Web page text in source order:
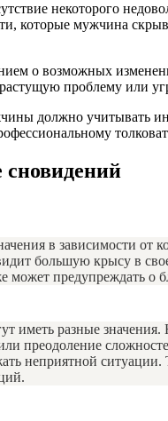
некоторого
которые мужчина
о возможных
проблему или
должно учитывать
в зависимости от
большую крысу в
предупреждать о
иметь разные
преодоление
неприятной